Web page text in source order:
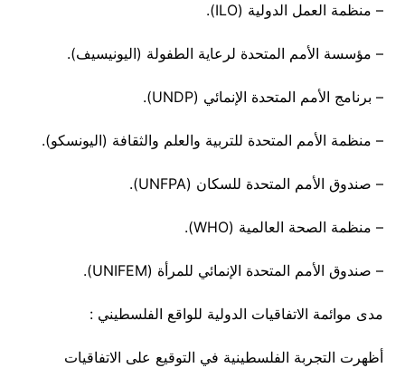
– منظمة العمل الدولية (ILO).
– مؤسسة الأمم المتحدة لرعاية الطفولة (اليونيسيف).
– برنامج الأمم المتحدة الإنمائي (UNDP).
– منظمة الأمم المتحدة للتربية والعلم والثقافة (اليونسكو).
– صندوق الأمم المتحدة للسكان (UNFPA).
– منظمة الصحة العالمية (WHO).
– صندوق الأمم المتحدة الإنمائي للمرأة (UNIFEM).
مدى موائمة الاتفاقيات الدولية للواقع الفلسطيني :
أظهرت التجربة الفلسطينية في التوقيع على الاتفاقيات